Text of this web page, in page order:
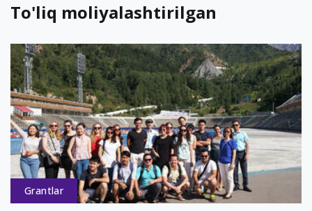
To'liq moliyalashtirilgan
Grantlar